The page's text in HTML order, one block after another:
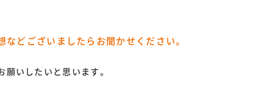
どございましたらお聞かせください。
願いしたいと思います。